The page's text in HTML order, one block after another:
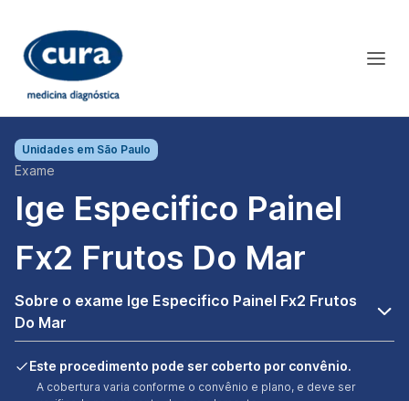
Unidades em São Paulo
Exame
Ige Especifico Painel
Fx2 Frutos Do Mar
Sobre o exame Ige Especifico Painel Fx2 Frutos
Do Mar
Este procedimento pode ser coberto por convênio.
A cobertura varia conforme o convênio e plano, e deve ser